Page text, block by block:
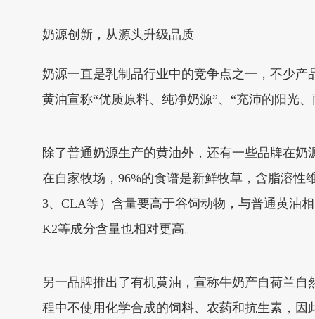
奶源创新，从源头升级品质
奶源一直是乳制品行业中的竞争点之一，不少
黄油宣称“优质原料、纯净奶源”、“充沛的阳光
除了普通奶源生产的黄油外，还有一些品牌在
在自家牧场，96%的食谱是新鲜牧草，含脂溶性
3、CLA等）含量要高于谷饲动物，与普通黄油
K2等成分含量也相对更高。
另一品牌推出了有机黄油，宣称牛奶产自荷兰
程中不使用化学合成的饲料、农药和抗生素，